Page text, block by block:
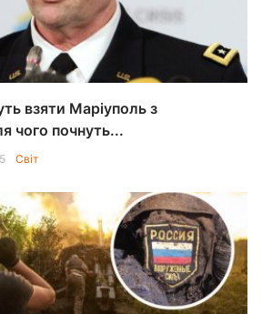
взяти Маріуполь з
чого почнуть...
Світ